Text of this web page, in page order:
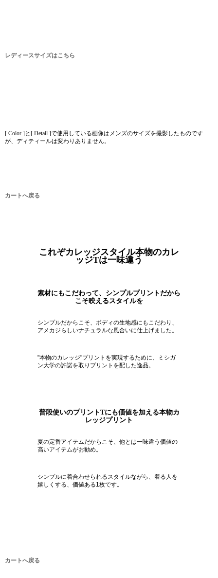
レディースサイズはこちら
[ Color ]と[ Detail ]で使用している画像はメンズのサイズを撮影したものです
が、ディティールは変わりありません。
カートへ戻る
これぞカレッジスタイル本物のカレ
ッジTは一味違う
素材にもこだわって、シンプルプリントだから
こそ映えるスタイルを
シンプルだからこそ、ボディの生地感にもこだわり、
アメカジらしいナチュラルな風合いに仕上げました。
"本物のカレッジ"プリントを実現するために、ミシガ
ン大学の許諾を取りプリントを配した逸品。
普段使いのプリントTにも価値を加える本物カ
レッジプリント
夏の定番アイテムだからこそ、他とは一味違う価値の
高いアイテムがお勧め。
シンプルに着合わせられるスタイルながら、着る人を
嬉しくする、価値ある1枚です。
カートへ戻る